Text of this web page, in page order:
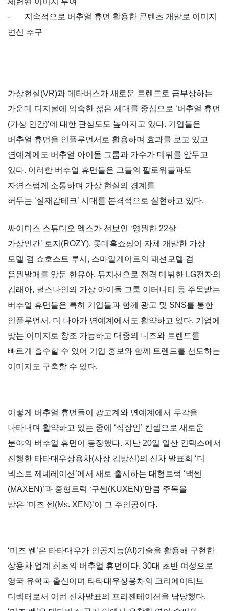
-
지속적으로 버추얼 휴먼 활용한 콘텐츠 개발로 이미지
변신 추구
가상현실(VR)과 메타버스가 새로운 트렌드로 급부상하는
가운데 디지털에 익숙한 젊은 세대를 중심으로 ‘버추얼 휴먼
(가상 인간)’에 대한 관심도도 높아지고 있다. 기업들은
버추얼 휴먼을 인플루언서로 활용하며 효과를 보고 있고
연예계에도 버추얼 아이돌 그룹과 가수가 데뷔를 앞두고
있다. 이러한 버추얼 휴먼들은 그들의 팔로워들과도
자연스럽게 소통하며 가상 현실의 경계를
허무는 ‘실재감테크’ 시대를 본격적으로 실현하고 있다.
싸이더스 스튜디오 엑스가 선보인 ‘영원한 22살
가상인간’ 로지 (ROZY), 롯데홈쇼핑이 자체 개발한 가상
모델 겸 쇼호스트 루시 , 스마일게이트의 패션모델 겸
음원발매를 앞둔 한유아, 뮤지션으로 전격 데뷔한 LG전자의
김래아, 펄스나인의 가상 아이돌 그룹 이터니티 등 주목받는
버추얼 휴먼들은 특히 기업들과 함께 광고 및 SNS를 통한
인플루언서 , 더 나아가 연예계에서도 활약하고 있다. 기업에
맞는 이미지로 창조 가능하고 대중의 니즈와 트렌드를
빠르게 흡수할 수 있어 기업 홍보와 함께 트렌드를 선도하는
이미지도 구축할 수 있다.
이렇게 버추얼 휴먼들이 광고계와 연예계에서 두각을
나타내며 활약하고 있는 중에 ‘직장인’ 컨셉으로 새로운
분야의 버추얼 휴먼이 등장했다. 지난 20일 일산 킨텍스에서
진행한 타타대우상용차(사장 김방신)의 신차 발표회 ‘더
넥스트 제네레이션 ’에서 새로 출시하는 대형트럭 ‘맥쎈
(MAXEN)’과 중형트럭 ‘구쎈 (KUXEN)’만큼 주목을
받은 ‘미즈 쎈 (Ms. XEN)’이 그 주인공이다.
‘미즈 쎈 ’은 타타대우가 인공지능(AI)기술을 활용해 구현한
상용차 업계 최초의 버추얼 휴먼이다. 30대 초반 여성으로
영국 유학파 출신이며 타타대우상용차의 크리에이티브
디렉터로서 이번 신차발표의 프리젠테이션을 담당했다.